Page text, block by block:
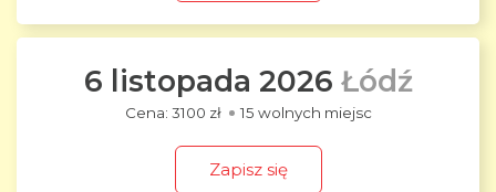
6 listopada 2026 Łódź
3100 zł 15 wolnych miejsc
Zapisz się